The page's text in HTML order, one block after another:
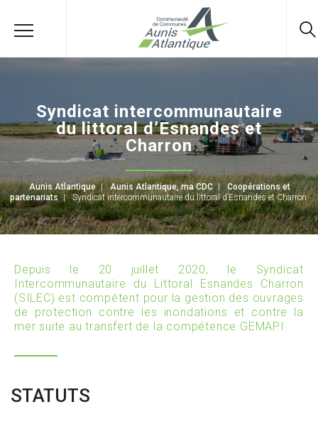
Syndicat intercommunautaire
du littoral d’Esnandes et
Charron
Aunis Atlantique | Aunis Atlantique, ma CDC |
Coopérations et
partenariats | Syndicat intercommunautaire du littoral d’Esnandes et Charron
Depuis le 20 juillet 2020, le Syndicat
Intercommunautaire du Littoral Esnandes Charron
(SILEC) est compétent pour la gestion des ouvrages
de protection contre les inondations et contre la
mer suite au transfert de la compétence GEMAPI.
STATUTS